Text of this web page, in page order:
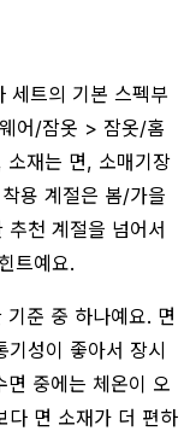
세트의 기본 스펙부
어/잠옷 > 잠옷/홈
소재는 면, 소매기장
용 계절은 봄/가을
천 계절을 넘어서
트예요.
준 중 하나예요. 면
기성이 좋아서 장시
면 중에는 체온이 오
다 면 소재가 더 편하